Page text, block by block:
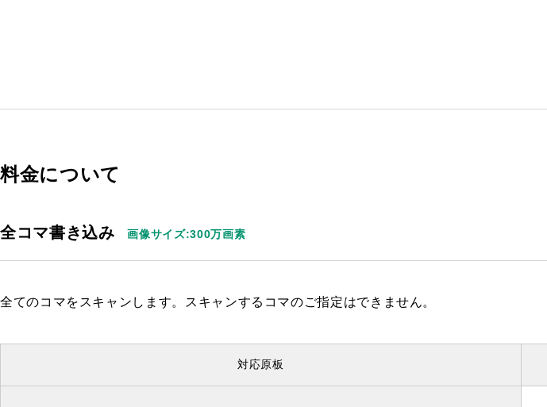
料金について
全コマ書き込み 画像サイズ:300万画素
全てのコマをスキャンします。スキャンするコマのご指定はできません。
対応原板